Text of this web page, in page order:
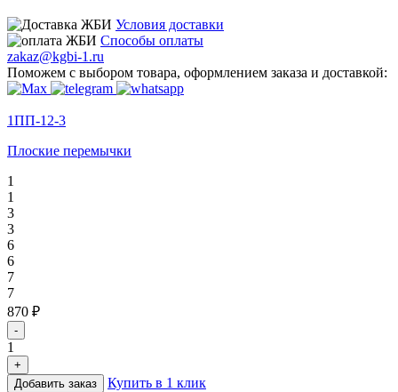
Условия доставки
Способы оплаты
zakaz@kgbi-1.ru
Поможем с выбором товара, оформлением заказа и доставкой:
1ПП-12-3
Плоские перемычки
1
1
3
3
6
6
7
7
870 ₽
-
1
+
Добавить заказ
Купить в 1 клик